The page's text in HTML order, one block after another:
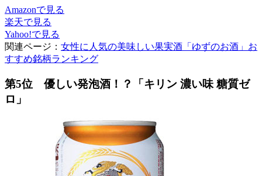
Amazonで見る
楽天で見る
Yahoo!で見る
関連ページ： 女性に人気の美味しい果実酒「ゆずのお酒」お
すすめ銘柄ランキング
第5位 優しい発泡酒！？「キリン 濃い味 糖質ゼ
ロ」